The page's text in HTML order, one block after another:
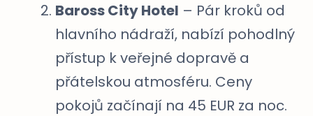
Baross City Hotel – Pár kroků od
hlavního nádraží, nabízí pohodlný
přístup k veřejné dopravě a
přátelskou atmosféru. Ceny
pokojů začínají na 45 EUR za noc.